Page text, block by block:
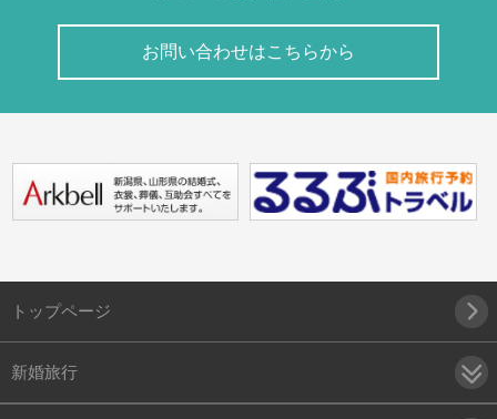
お問い合わせはこちらから
トップページ
新婚旅行